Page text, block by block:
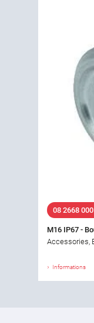
08 2668 000
M16 IP67 -
Accessories,
Informations